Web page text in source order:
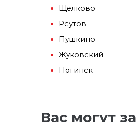
Щелково
Реутов
Пушкино
Жуковский
Ногинск
Вас могут